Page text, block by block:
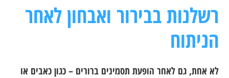
רשלנות בבירור ואבחון לאחר
הניתוח
לא אחת, גם לאחר הופעת תסמינים ברורים – כגון כאבים או